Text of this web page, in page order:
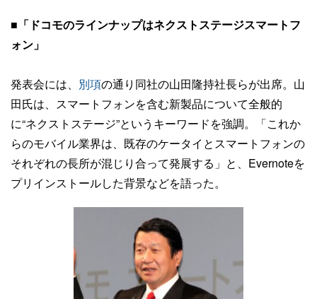
■「ドコモのラインナップはネクストステージスマートフ
ォン」
発表会には、 別項の通り同社の山田隆持社長らが出席。山
田氏は、スマートフォンを含む新製品について全般的
に“ネクストステージ”というキーワードを強調。「これか
らのモバイル業界は、既存のケータイとスマートフォンの
それぞれの長所が混じり合って発展する」と、Evernoteを
プリインストールした背景などを語った。